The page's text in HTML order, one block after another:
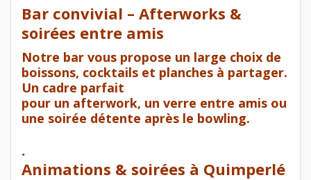
Bar convivial – Afterworks &
soirées entre amis
Notre bar vous propose un large choix de
boissons, cocktails et planches à partager.
Un cadre parfait
pour un afterwork, un verre entre amis ou
une soirée détente après le bowling.
.
Animations & soirées à Quimperlé